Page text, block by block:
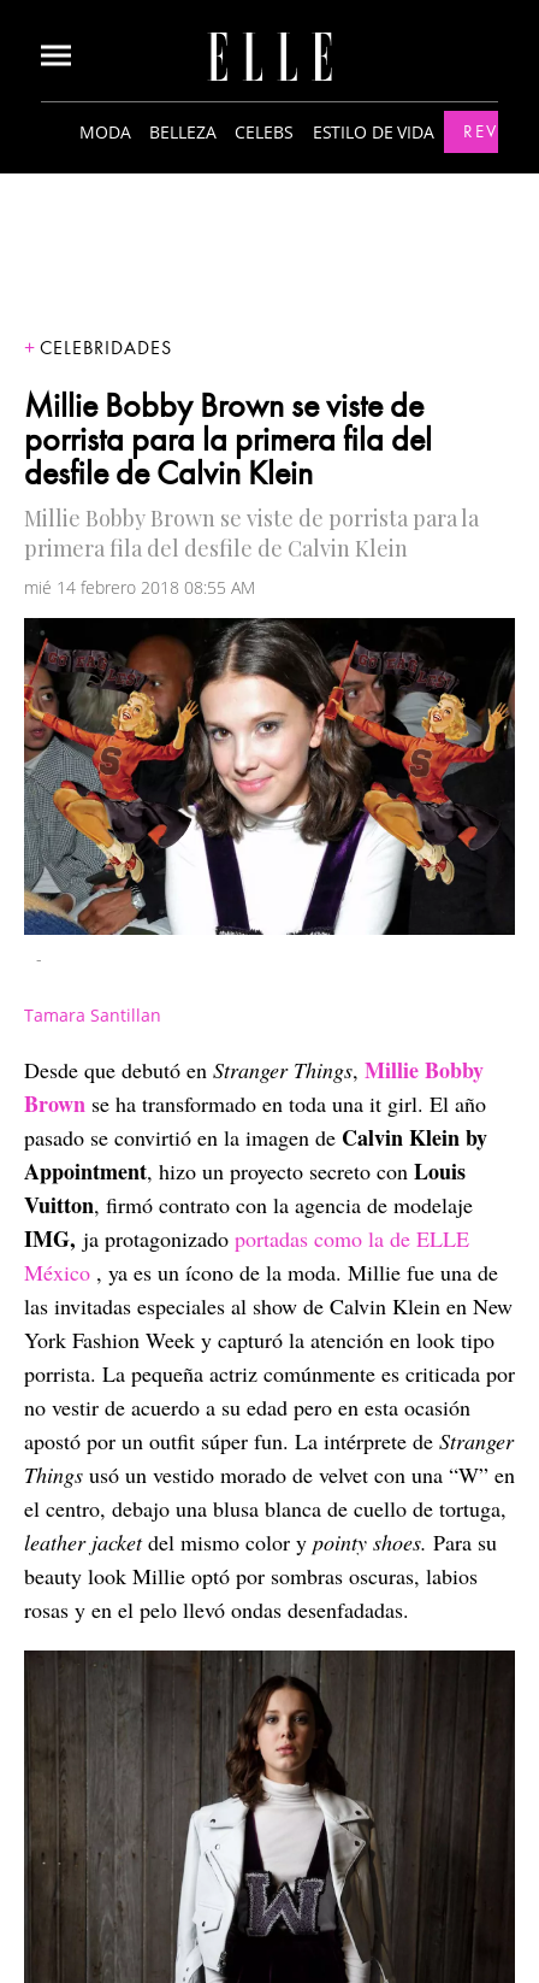
MODA BELLEZA CELEBS ESTILO DE VIDA
CELEBRIDADES
Millie Bobby Brown se viste de
porrista para la primera fila del
desfile de Calvin Klein
Millie Bobby Brown se viste de porrista para la
primera fila del desfile de Calvin Klein
mié 14 febrero 2018 08:55 AM
-
Tamara Santillan
Desde que debutó en Stranger Things, Millie Bobby
Brown se ha transformado en toda una it girl. El año
pasado se convirtió en la imagen de Calvin Klein by
Appointment, hizo un proyecto secreto con Louis
Vuitton, firmó contrato con la agencia de modelaje
IMG, ja protagonizado portadas como la de ELLE
México , ya es un ícono de la moda. Millie fue una de
las invitadas especiales al show de Calvin Klein en New
York Fashion Week y capturó la atención en look tipo
porrista. La pequeña actriz comúnmente es criticada por
no vestir de acuerdo a su edad pero en esta ocasión
apostó por un outfit súper fun. La intérprete de Stranger
Things usó un vestido morado de velvet con una “W” en
el centro, debajo una blusa blanca de cuello de tortuga,
leather jacketdel mismo color y pointy shoes. Para su
beauty look Millie optó por sombras oscuras, labios
rosas y en el pelo llevó ondas desenfadadas.